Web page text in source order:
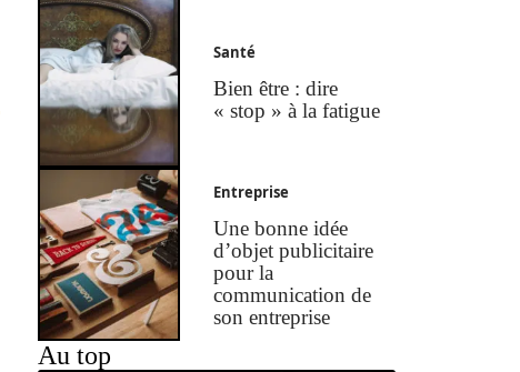
Santé
Bien être : dire
« stop » à la fatigue
Entreprise
Une bonne idée
d’objet publicitaire
pour la
communication de
son entreprise
Au top